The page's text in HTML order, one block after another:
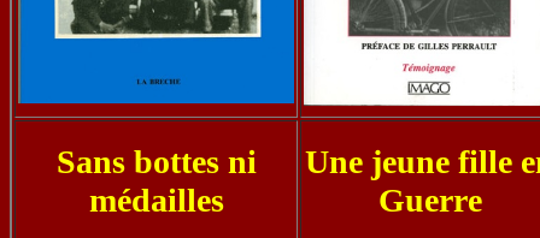
Sans bottes ni
médailles
Une jeune fille
Guerre